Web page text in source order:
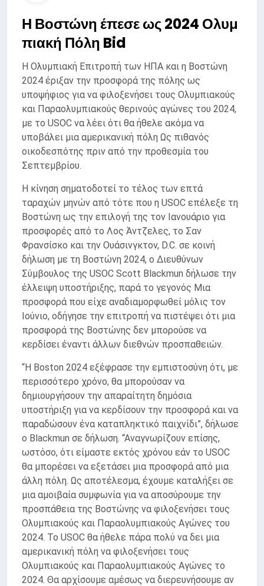
Η Βοστώνη έπεσε ως 2024 Ολυμ
πιακή Πόλη Bid
Η Ολυμπιακή Επιτροπή των ΗΠΑ και η Βοστώνη
2024 έριξαν την προσφορά της πόλης ως
υποψήφιος για να φιλοξενήσει τους Ολυμπιακούς
και Παραολυμπιακούς θερινούς αγώνες του 2024,
με το USOC να λέει ότι θα ήθελε ακόμα να
υποβάλει μια αμερικανική πόλη Ως πιθανός
οικοδεσπότης πριν από την προθεσμία του
Σεπτεμβρίου.
Η κίνηση σηματοδοτεί το τέλος των επτά
ταραχών μηνών από τότε που η USOC επέλεξε τη
Βοστώνη ως την επιλογή της τον Ιανουάριο για
προσφορές από το Λος Άντζελες, το Σαν
Φρανσίσκο και την Ουάσινγκτον, D.C. σε κοινή
δήλωση με τη Βοστώνη 2024, ο Διευθύνων
Σύμβουλος της USOC Scott Blackmun δήλωσε την
έλλειψη υποστήριξης, παρά το γεγονός Μια
προσφορά που είχε αναδιαμορφωθεί μόλις τον
Ιούνιο, οδήγησε την επιτροπή να πιστέψει ότι μια
προσφορά της Βοστώνης δεν μπορούσε να
κερδίσει έναντι άλλων διεθνών προσπαθειών.
“Η Boston 2024 εξέφρασε την εμπιστοσύνη ότι, με
περισσότερο χρόνο, θα μπορούσαν να
δημιουργήσουν την απαραίτητη δημόσια
υποστήριξη για να κερδίσουν την προσφορά και να
παραδώσουν ένα καταπληκτικό παιχνίδι”, δήλωσε
ο Blackmun σε δήλωση. “Αναγνωρίζουν επίσης,
ωστόσο, ότι είμαστε εκτός χρόνου εάν το USOC
θα μπορέσει να εξετάσει μια προσφορά από μια
άλλη πόλη. Ως αποτέλεσμα, έχουμε καταλήξει σε
μια αμοιβαία συμφωνία για να αποσύρουμε την
προσπάθεια της Βοστώνης να φιλοξενήσει τους
Ολυμπιακούς και Παραολυμπιακούς Αγώνες του
2024. Το USOC θα ήθελε πάρα πολύ να δει μια
αμερικανική πόλη να φιλοξενήσει τους
Ολυμπιακούς και Παραολυμπιακούς Αγώνες το
2024. Θα αρχίσουμε αμέσως να διερευνήσουμε αν